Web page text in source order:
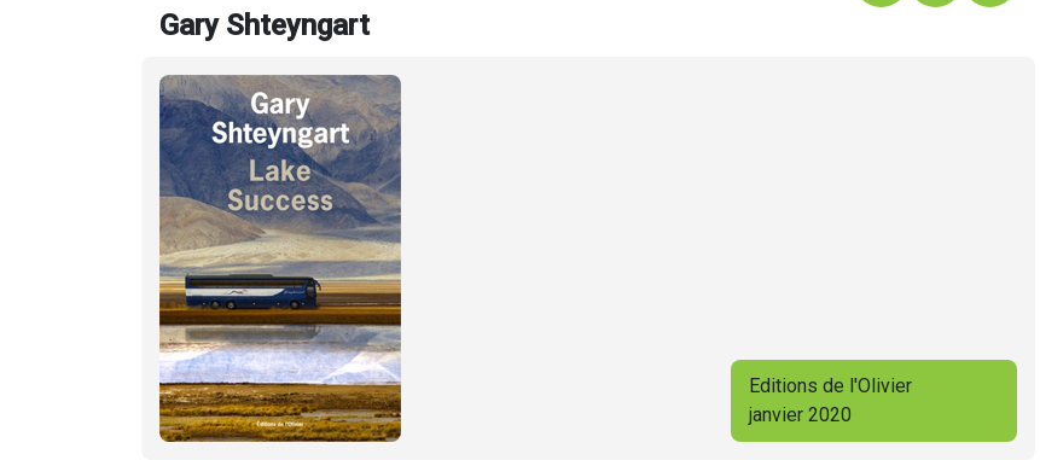
Gary Shteyngart
Editions de l'Olivier
janvier 2020